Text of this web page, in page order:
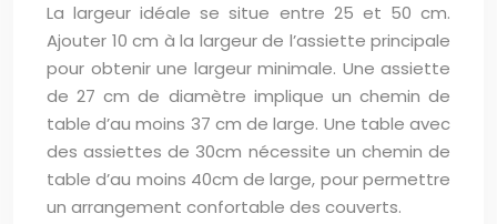
La largeur idéale se situe entre 25 et 50 cm.
Ajouter 10 cm à la largeur de l’assiette principale
pour obtenir une largeur minimale. Une assiette
de 27 cm de diamètre implique un chemin de
table d’au moins 37 cm de large. Une table avec
des assiettes de 30cm nécessite un chemin de
table d’au moins 40cm de large, pour permettre
un arrangement confortable des couverts.